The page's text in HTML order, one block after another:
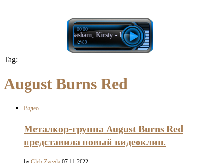
Angelo Basham, Kirsty - Black BMW
00:00
89
Tag:
August Burns Red
Видео
Металкор-группа August Burns Red
представила новый видеоклип.
by Gleb Zvezda 07.11.2022